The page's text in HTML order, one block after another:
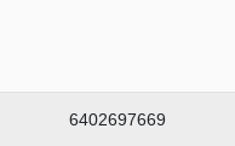
6402697669